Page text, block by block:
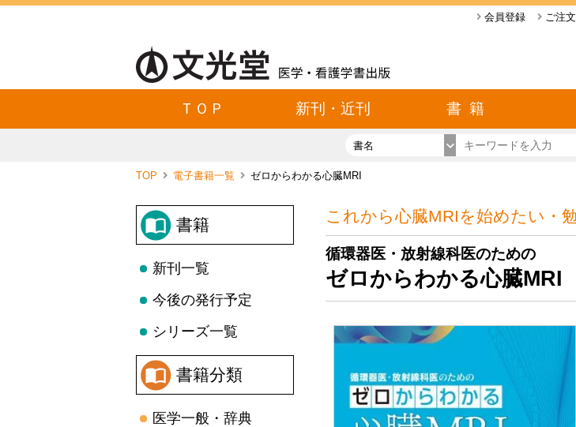
ご注
会員登録
ＴＯＰ 新刊・近刊 書 籍
書名
TOP 電子書籍一覧 ゼロからわかる心臓MRI
書籍
新刊一覧
今後の発行予定
シリーズ一覧
書籍分類
医学一般・辞典
これから心臓MRIを始めたい・
循環器医・放射線科医のための
ゼロからわかる心臓MRI